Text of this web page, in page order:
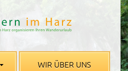
WIR ÜBER UNS